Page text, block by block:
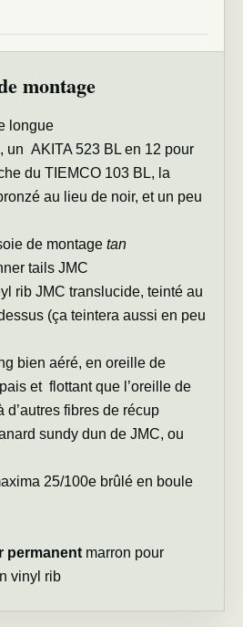
montage
longue
un AKITA 523 BL en 12 pour
du TIEMCO 103 BL, la
au lieu de noir, et un peu
de montage tan
tails JMC
rib JMC translucide, teinté au
(ça teintera aussi en peu
bien aéré, en oreille de
et flottant que l’oreille de
d’autres fibres de récup
sundy dun de JMC, ou
25/100e brûlé en boule
permanent marron pour
vinyl rib